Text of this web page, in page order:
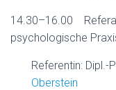
14.30–16.00
psychologische
Referentin: Dipl.-
Oberstein